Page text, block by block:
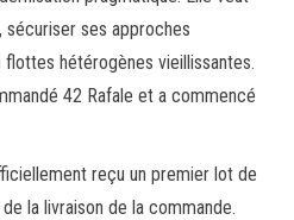
sécuriser ses approches
hétérogènes vieillissantes.
42 Rafale et a commencé
reçu un premier lot de
la livraison de la commande.